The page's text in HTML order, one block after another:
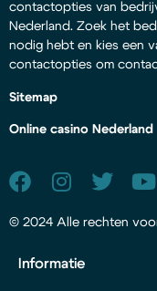
contactopties van
Nederland. Zoek het
nodig hebt en kies een
contactopties om
Sitemap
Online casino Nederland
© 2024 Alle rechten
Informatie